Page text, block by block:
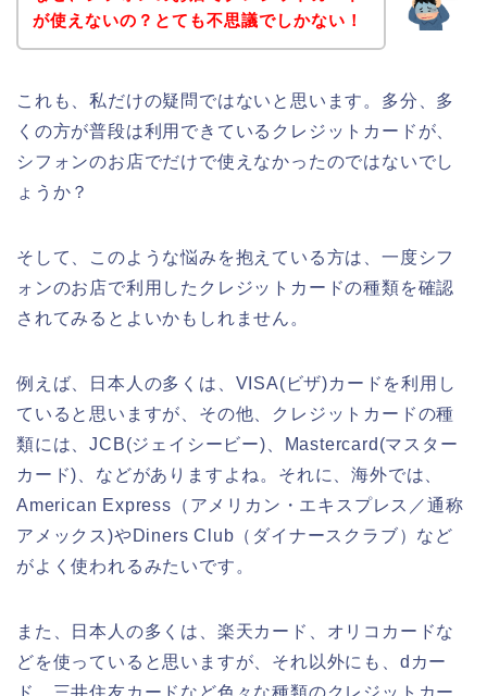
が使えないの？とても不思議でしかない！
これも、私だけの疑問ではないと思います。多分、多
くの方が普段は利用できているクレジットカードが、
シフォンのお店でだけで使えなかったのではないでし
ょうか？
そして、このような悩みを抱えている方は、一度シフ
ォンのお店で利用したクレジットカードの種類を確認
されてみるとよいかもしれません。
例えば、日本人の多くは、VISA(ビザ)カードを利用し
ていると思いますが、その他、クレジットカードの種
類には、JCB(ジェイシービー)、Mastercard(マスター
カード)、などがありますよね。それに、海外では、
American Express（アメリカン・エキスプレス／通称
アメックス)やDiners Club（ダイナースクラブ）など
がよく使われるみたいです。
また、日本人の多くは、楽天カード、オリコカードな
どを使っていると思いますが、それ以外にも、dカー
ド、三井住友カードなど色々な種類のクレジットカー